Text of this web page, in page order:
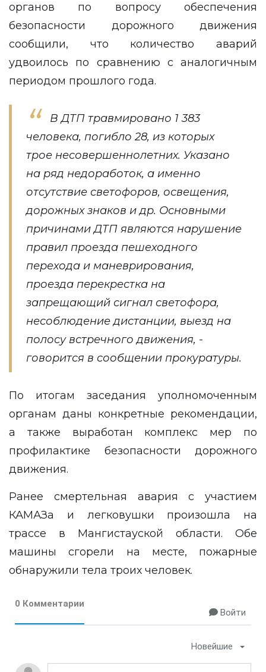
органов по вопросу обеспечения
безопасности дорожного движения
сообщили, что количество аварий
удвоилось по сравнению с аналогичным
периодом прошлого года.
В ДТП травмировано 1 383
человека, погибло 28, из которых
трое несовершеннолетних. Указано
на ряд недоработок, а именно
отсутствие светофоров, освещения,
дорожных знаков и др. Основными
причинами ДТП являются нарушение
правил проезда пешеходного
перехода и маневрирования,
проезда перекрестка на
запрещающий сигнал светофора,
несоблюдение дистанции, выезд на
полосу встречного движения, -
говорится в сообщении прокуратуры.
По итогам заседания уполномоченным
органам даны конкретные рекомендации,
а также выработан комплекс мер по
профилактике безопасности дорожного
движения.
Ранее смертельная авария с участием
КАМАЗа и легковушки произошла на
трассе в Мангистауской области. Обе
машины сгорели на месте, пожарные
обнаружили тела троих человек.
0 Комментарии
Войти
Новейшие